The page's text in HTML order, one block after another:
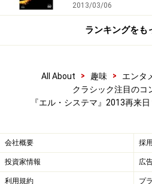
であり、先んじてベネズエラ
を視察し、彼らと演奏もして
※記事内容は執筆時点のものです。
1/2
2013/03/06
ランキングをも
All About > 趣味 > エンタ
クラシック注目のコ
『エル・システマ』2013再来
会社概要 採
投資家情報 広
利用規約 プ